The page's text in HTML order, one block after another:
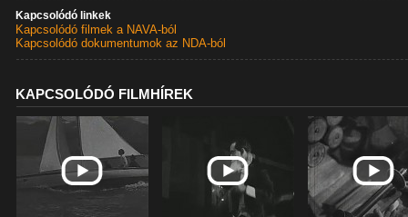
Kapcsolódó linkek
Kapcsolódó filmek a NAVA-ból
Kapcsolódó dokumentumok az NDA-ból
KAPCSOLÓDÓ FILMHÍREK